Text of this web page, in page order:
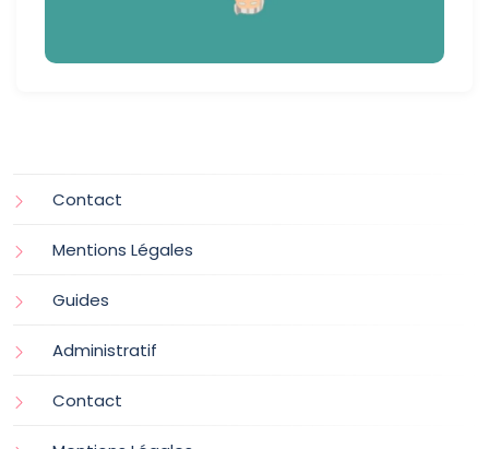
Contact
Mentions Légales
Guides
Administratif
Contact